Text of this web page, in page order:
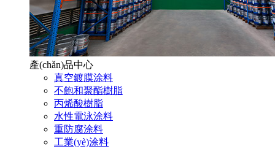
產(chǎn)品中心
真空鍍膜涂料
不飽和聚酯樹脂
丙烯酸樹脂
水性電泳涂料
重防腐涂料
工業(yè)涂料